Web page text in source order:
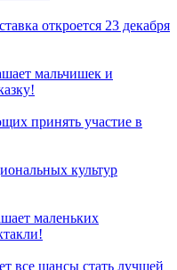
откроется 23 декабря
мальчишек и
принять участие в
культур
маленьких
все шансы стать лучшей